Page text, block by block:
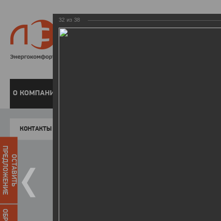
8 800
О КОМПАНИИ
КОНТАКТЫ
ОСТАВИТЬ
ПРЕДЛОЖЕНИЕ
32 из 38